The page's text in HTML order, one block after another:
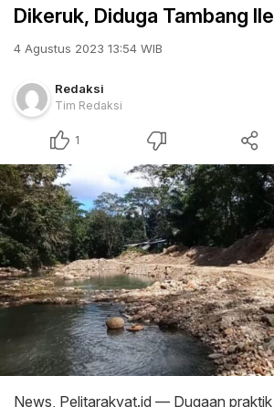
Dikeruk, Diduga Tambang
4 Agustus 2023 13:54 WIB
Redaksi
Tim Redaksi
1
News, Pelitarakyat.id — Dugaan